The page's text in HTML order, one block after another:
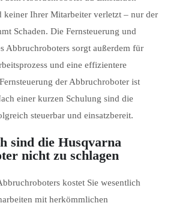
keiner Ihrer Mitarbeiter verletzt – nur der
Schaden. Die Fernsteuerung und
Abbruchroboters sorgt außerdem für
und eine effizientere
der Abbruchroboter ist
einer kurzen Schulung sind die
steuerbar und einsatzbereit.
sind die Husqvarna
nicht zu schlagen
kostet Sie wesentlich
mit herkömmlichen